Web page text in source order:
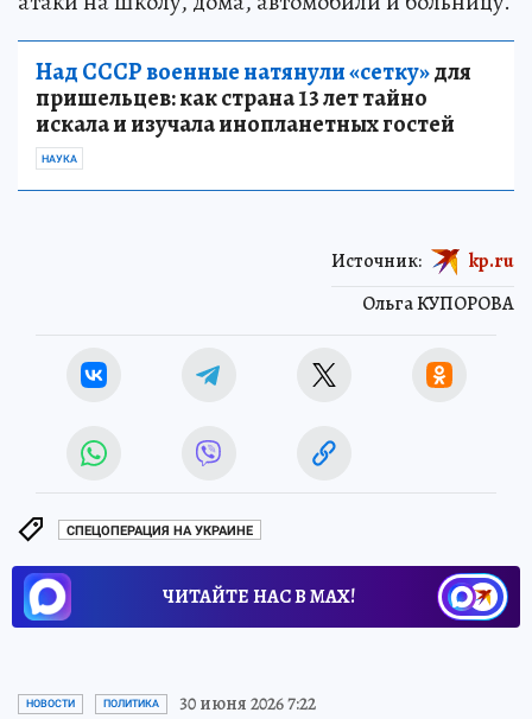
Над СССР военные натянули «сетку»для
пришельцев: как страна 13 лет тайно
искала и изучала инопланетных гостей
НАУКА
Ольга КУПОРОВА
Источник: kp.ru
СПЕЦОПЕРАЦИЯ НА УКРАИНЕ
ЧИТАЙТЕ НАС В МАХ!
НОВОСТИ ПОЛИТИКА 30 июня 2026 7:22